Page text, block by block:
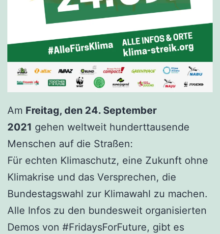
Am Freitag, den 24. September
2021 gehen weltweit hunderttausende
Menschen auf die Straßen:
Für echten Klimaschutz, eine Zukunft ohne
Klimakrise und das Versprechen, die
Bundestagswahl zur Klimawahl zu machen.
Alle Infos zu den bundesweit organisierten
Demos von #FridaysForFuture, gibt es